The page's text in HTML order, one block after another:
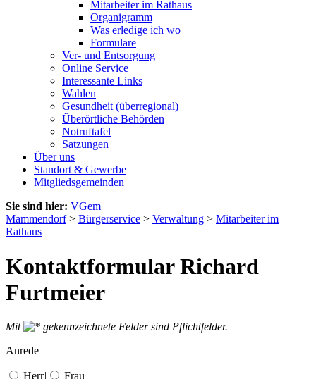
Mitarbeiter im Rathaus
Organigramm
Was erledige ich wo
Formulare
Ver- und Entsorgung
Online Service
Interessante Links
Wahlen
Gesundheit (überregional)
Überörtliche Behörden
Notruftafel
Satzungen
Über uns
Standort & Gewerbe
Mitgliedsgemeinden
Sie sind hier: VGem
Mammendorf> Bürgerservice > Verwaltung > Mitarbeiter im
Rathaus
Kontaktformular Richard
Furtmeier
Mit
gekennzeichnete Felder sind Pflichtfelder.
Anrede
Herr| Frau